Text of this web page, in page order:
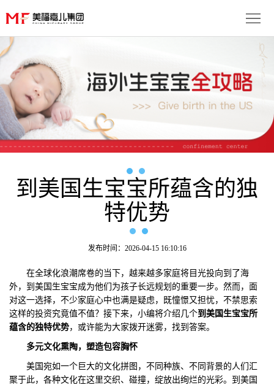
子
优
势
服
务
流
月
子
成
们
估
市
合
到美国生宝宝所蕴含的独
特优势
发布时间：2026-04-15 16:10:16
在全球化浪潮席卷的当下，越来越多家庭将目光投向到了海
外，到美国生宝宝成为他们为孩子长远规划的重要一步。然而，面
对这一选择，不少家庭心中也满是疑虑，既憧憬又担忧，不禁思索
这样的投资究竟值不值？接下来，小编将介绍几个到美国生宝宝所
蕴含的独特优势，或许能为大家拨开迷雾，找到答案。
多元文化熏陶，塑造包容胸怀
美国宛如一个巨大的文化拼图，不同种族、不同背景的人们汇
聚于此，各种文化在这里交织、碰撞，绽放出绚烂的光彩。到美国